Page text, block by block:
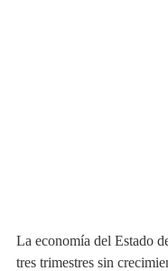
La economía del Estado
tres trimestres sin